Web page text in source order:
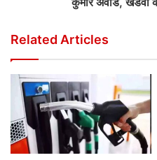
Related Articles